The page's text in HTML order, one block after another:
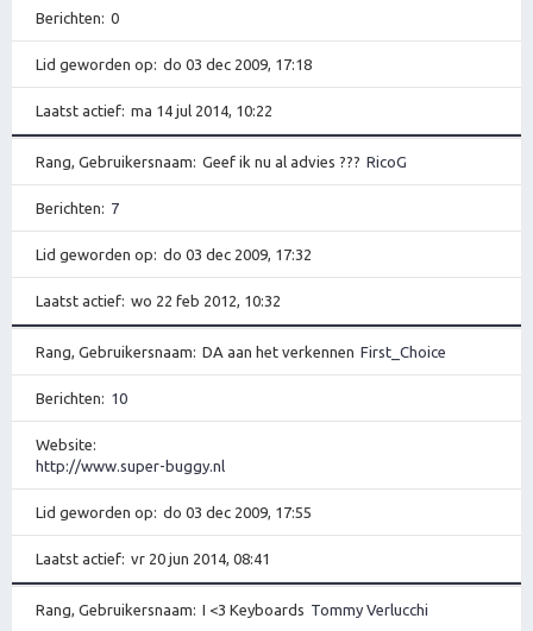
Berichten 0
Lid geworden op do 03 dec 2009, 17:18
Laatst actief ma 14 jul 2014, 10:22
Rang, Gebruikersnaam Geef ik nu al advies ??? RicoG
Berichten 7
Lid geworden op do 03 dec 2009, 17:32
Laatst actief wo 22 feb 2012, 10:32
Rang, Gebruikersnaam DA aan het verkennen First_Choice
Berichten 10
Website
http://www.super-buggy.nl
Lid geworden op do 03 dec 2009, 17:55
Laatst actief vr 20 jun 2014, 08:41
Rang, Gebruikersnaam I <3 Keyboards Tommy Verlucchi